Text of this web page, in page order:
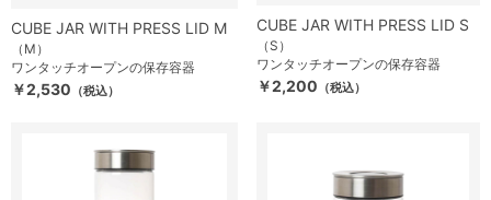
CUBE JAR WITH PRESS LID M
（M）
ワンタッチオープンの保存容器
￥2,530 （税込）
CUBE JAR WITH PRESS LID S
（S）
ワンタッチオープンの保存容器
￥2,200 （税込）